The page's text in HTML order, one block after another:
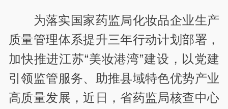
为落实国家药监局化妆品企业生产
质量管理体系提升三年行动计划部署，
加快推进江苏“美妆港湾”建设，以党建
引领监管服务、助推县域特色优势产业
高质量发展，近日，省药监局核查中心